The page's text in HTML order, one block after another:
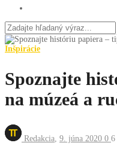
Inšpirácie
Spoznajte
na múzeá a
Redakcia 9. júna 2020 0 6